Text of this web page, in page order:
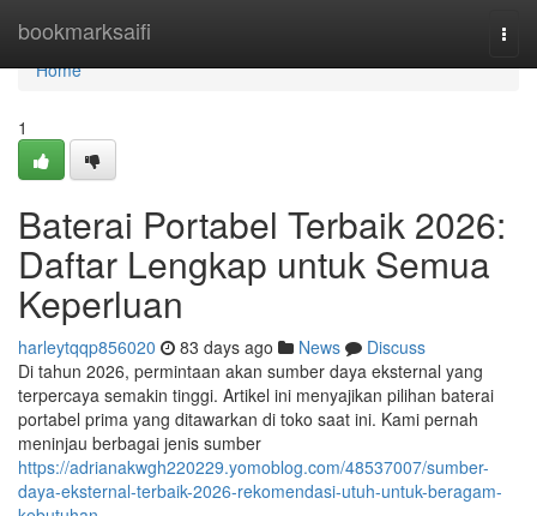
bookmarksaifi
Home
Home
1
Baterai Portabel Terbaik 2026:
Daftar Lengkap untuk Semua
Keperluan
harleytqqp856020 83 days ago News
Discuss
Di tahun 2026, permintaan akan sumber daya eksternal yang
terpercaya semakin tinggi. Artikel ini menyajikan pilihan baterai
portabel prima yang ditawarkan di toko saat ini. Kami pernah
meninjau berbagai jenis sumber
https://adrianakwgh220229.yomoblog.com/48537007/sumber-
daya-eksternal-terbaik-2026-rekomendasi-utuh-untuk-beragam-